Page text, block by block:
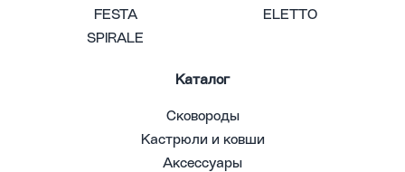
FESTA
ELETTO
SPIRALE
Каталог
Сковороды
Кастрюли и ковши
Аксессуары